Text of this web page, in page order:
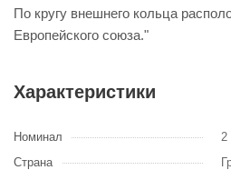
По кругу внешнего кольца
Европейского союза."
Характеристики
Номинал
2
Страна